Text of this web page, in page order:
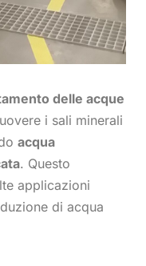
delle acque
i sali minerali
acqua
. Questo
applicazioni
di acqua